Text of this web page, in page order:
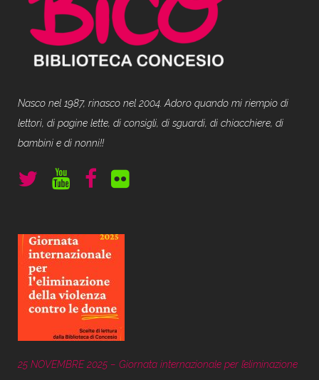
Nasco nel 1987, rinasco nel 2004. Adoro quando mi riempio di
lettori, di pagine lette, di consigli, di sguardi, di chiacchiere, di
bambini e di nonni!!
25 NOVEMBRE 2025 – Giornata internazionale per l’eliminazione